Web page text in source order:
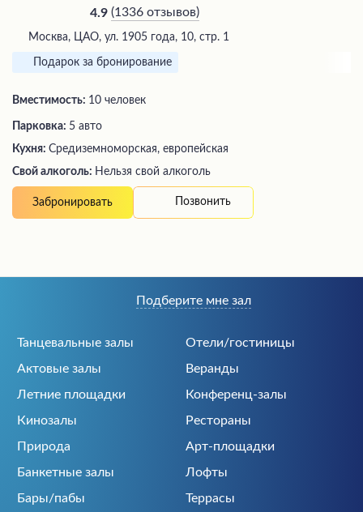
4.9 (1336 отзывов)
Москва, ЦАО, ул. 1905 года, 10, стр. 1
Подарок за бронирование
Вместимость: 10 человек
Парковка: 5 авто
Кухня: Средиземноморская, европейская
Свой алкоголь: Нельзя свой алкоголь
Забронировать Позвонить
Танцевальные залы
Отели/гостиницы
Актовые залы
Веранды
Летние площадки
Конференц-залы
Кинозалы
Рестораны
Природа
Арт-площадки
Банкетные залы
Лофты
Бары/пабы
Террасы
Подберите мне зал